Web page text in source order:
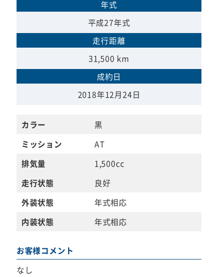
年式
平成27年式
走行距離
31,500 km
成約日
2018年12月24日
カラー
黒
ミッション
AT
排気量
1,500cc
走行状態
良好
外装状態
年式相応
内装状態
年式相応
お客様コメント
なし